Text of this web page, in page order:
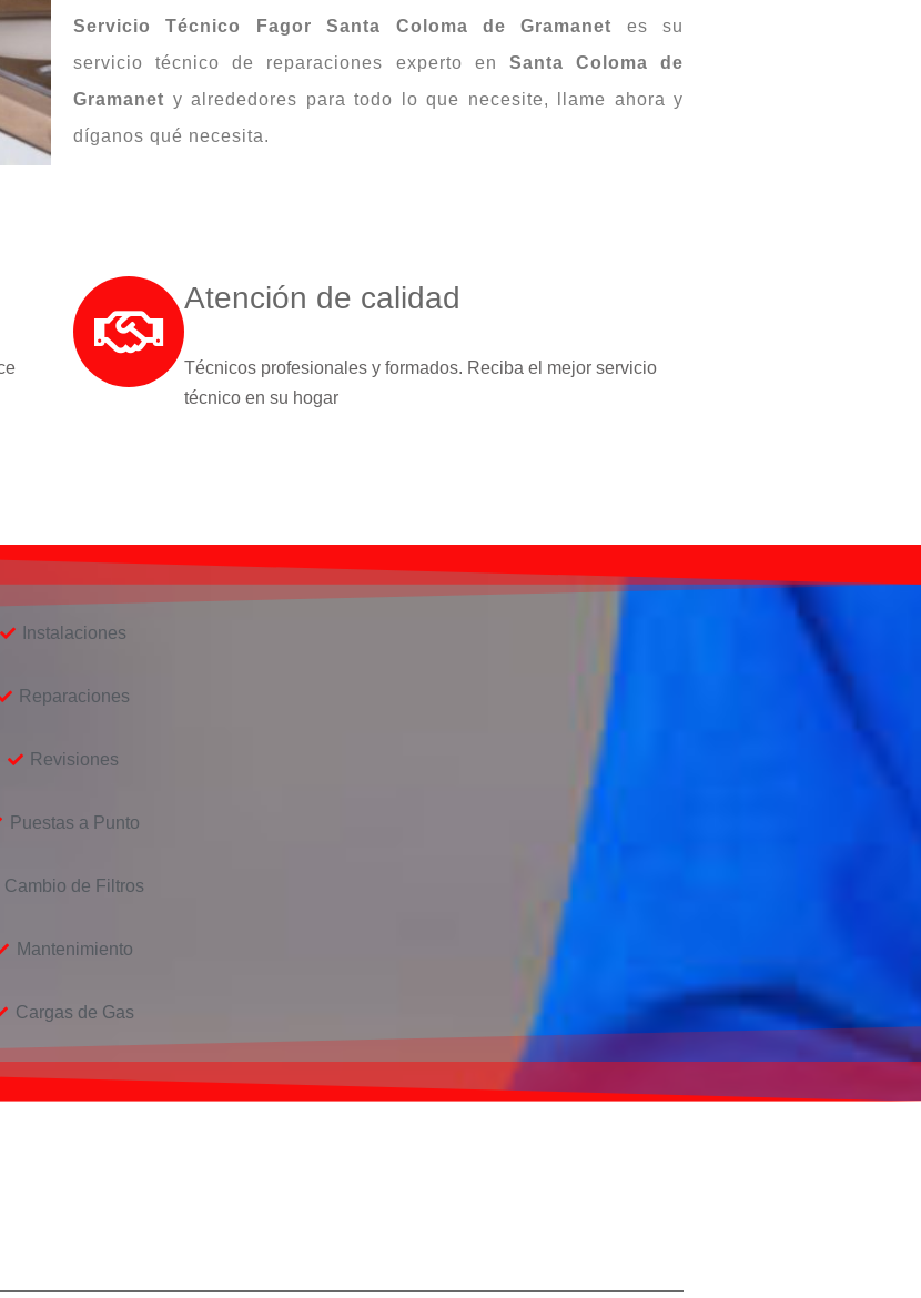
Servicio Técnico Fagor Santa Coloma de Gramanet es su
servicio técnico de reparaciones experto en Santa Coloma de
Gramanet y alrededores para todo lo que necesite, llame ahora y
díganos qué necesita.
Atención de calidad
Técnicos profesionales y formados. Reciba el mejor servicio
técnico en su hogar
Instalaciones
Reparaciones
Revisiones
Puestas a Punto
Cambio de Filtros
Mantenimiento
Cargas de Gas